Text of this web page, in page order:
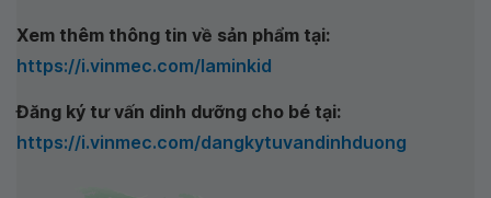
Xem thêm thông tin về sản phẩm tại:
https://i.vinmec.com/laminkid
Đăng ký tư vấn dinh dưỡng cho bé tại:
https://i.vinmec.com/dangkytuvandinhduong